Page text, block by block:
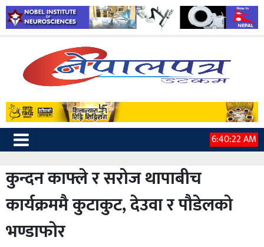
6:40:22 AM
कुन्दन काफ्ले र सरोज थापाबीच
कार्यक्रममै कुटाकुट, देउवा र पौडेलको
भण्डाफोर